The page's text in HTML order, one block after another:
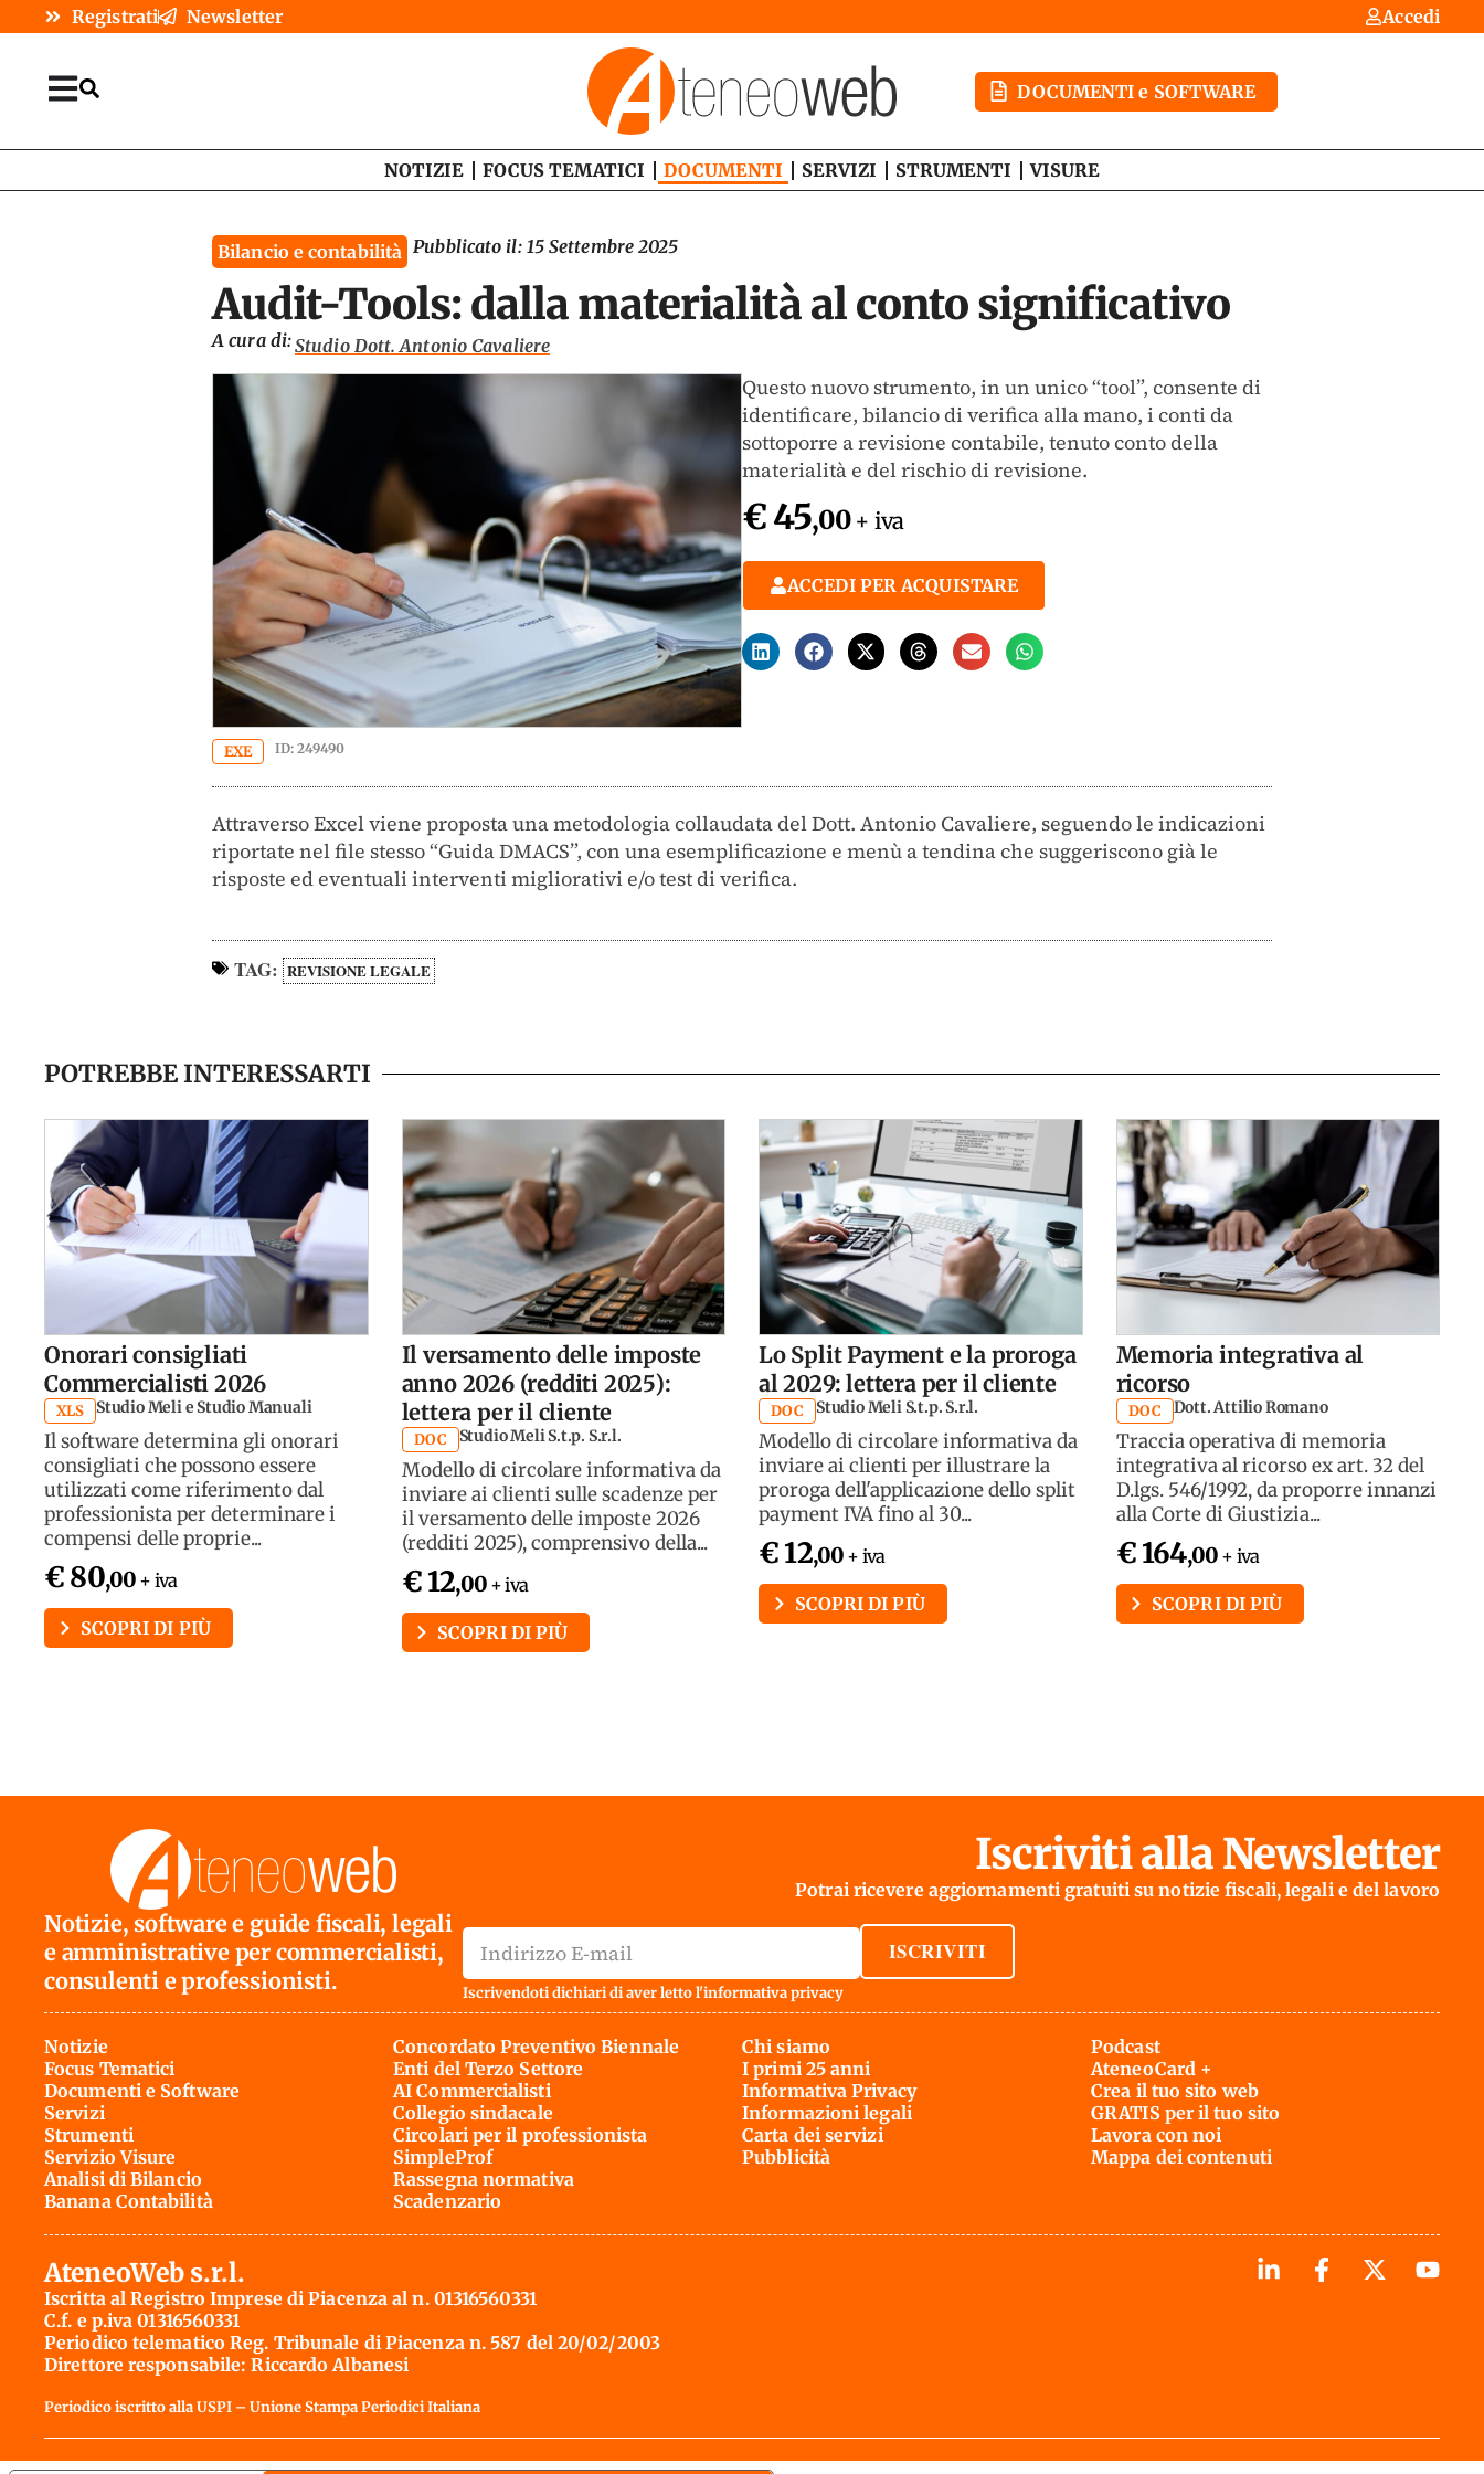
Registrati Newsletter Accedi
DOCUMENTI e SOFTWARE
NOTIZIE FOCUS TEMATICI DOCUMENTI SERVIZI STRUMENTI VISURE
Bilancio e contabilità Pubblicato il: 15 Settembre 2025
Audit-Tools: dalla materialità al conto significativo
A cura di:Studio Dott. Antonio Cavaliere
EXE ID: 249490
Questo nuovo strumento, in un unico “tool”, consente di
identificare, bilancio di verifica alla mano, i conti da
sottoporre a revisione contabile, tenuto conto della
materialità e del rischio di revisione.
€ 45,00+ iva
ACCEDI PER ACQUISTARE
Attraverso Excel viene proposta una metodologia collaudata del Dott. Antonio Cavaliere, seguendo le indicazioni
riportate nel file stesso “Guida DMACS”, con una esemplificazione e menù a tendina che suggeriscono già le
risposte ed eventuali interventi migliorativi e/o test di verifica.
TAG: REVISIONE LEGALE
POTREBBE INTERESSARTI
Onorari consigliati
Commercialisti 2026
XLS Studio Meli e Studio Manuali
Il software determina gli onorari
consigliati che possono essere
utilizzati come riferimento dal
professionista per determinare i
compensi delle proprie...
€ 80,00 + iva
SCOPRI DI PIÙ
Il versamento delle imposte
anno 2026 (redditi 2025):
lettera per il cliente
DOC Studio Meli S.t.p. S.r.l.
Modello di circolare informativa da
inviare ai clienti sulle scadenze per
il versamento delle imposte 2026
(redditi 2025), comprensivo della...
€ 12,00 + iva
SCOPRI DI PIÙ
Lo Split Payment e la proroga
al 2029: lettera per il cliente
DOC Studio Meli S.t.p. S.r.l.
Modello di circolare informativa da
inviare ai clienti per illustrare la
proroga dell'applicazione dello split
payment IVA fino al 30...
€ 12,00 + iva
SCOPRI DI PIÙ
Memoria integrativa al
ricorso
DOC Dott. Attilio Romano
Traccia operativa di memoria
integrativa al ricorso ex art. 32 del
D.lgs. 546/1992, da proporre innanzi
alla Corte di Giustizia...
€ 164,00 + iva
SCOPRI DI PIÙ
Notizie, software e guide fiscali, legali
e amministrative per commercialisti,
consulenti e professionisti.
Iscriviti alla Newsletter
Potrai ricevere aggiornamenti gratuiti su notizie fiscali, legali e del lavoro
ISCRIVITI
Iscrivendoti dichiari di aver letto l'informativa privacy
Notizie
Focus Tematici
Documenti e Software
Servizi
Strumenti
Servizio Visure
Analisi di Bilancio
Banana Contabilità
Concordato Preventivo Biennale
Enti del Terzo Settore
AI Commercialisti
Collegio sindacale
Circolari per il professionista
SimpleProf
Rassegna normativa
Scadenzario
Chi siamo
I primi 25 anni
Informativa Privacy
Informazioni legali
Carta dei servizi
Pubblicità
Podcast
AteneoCard +
Crea il tuo sito web
GRATIS per il tuo sito
Lavora con noi
Mappa dei contenuti
AteneoWeb s.r.l.
Iscritta al Registro Imprese di Piacenza al n. 01316560331
C.f. e p.iva 01316560331
Periodico telematico Reg. Tribunale di Piacenza n. 587 del 20/02/2003
Direttore responsabile: Riccardo Albanesi
Periodico iscritto alla USPI – Unione Stampa Periodici Italiana